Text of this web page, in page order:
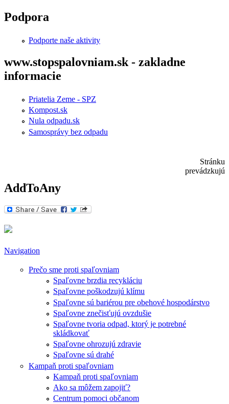
Skočiť na hlavný obsah
Podpora
Podporte naše aktivity
www.stopspalovniam.sk - zakladne
informacie
Priatelia Zeme - SPZ
Kompost.sk
Nula odpadu.sk
Samosprávy bez odpadu
Stránku
prevádzkujú
AddToAny
Navigation
Prečo sme proti spaľovniam
Spaľovne brzdia recykláciu
Spaľovne poškodzujú klímu
Spaľovne sú bariérou pre obehové hospodárstvo
Spaľovne znečisťujú ovzdušie
Spaľovne tvoria odpad, ktorý je potrebné
skládkovať
Spaľovne ohrozujú zdravie
Spaľovne sú drahé
Kampaň proti spaľovniam
Kampaň proti spaľovniam
Ako sa môžem zapojiť?
Centrum pomoci občanom